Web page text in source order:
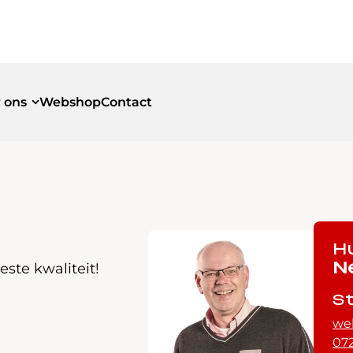
ons WebshopContact
kwaliteit!